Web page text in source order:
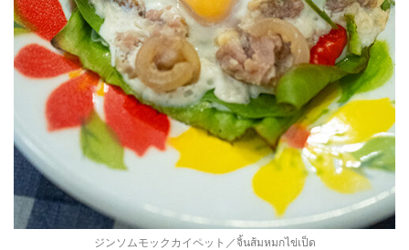
ジンソムモックカイペット／จิ้นส้มหมกไข่เป็ด